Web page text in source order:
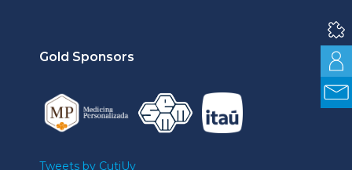
Gold Sponsors
Tweets by CutiUy